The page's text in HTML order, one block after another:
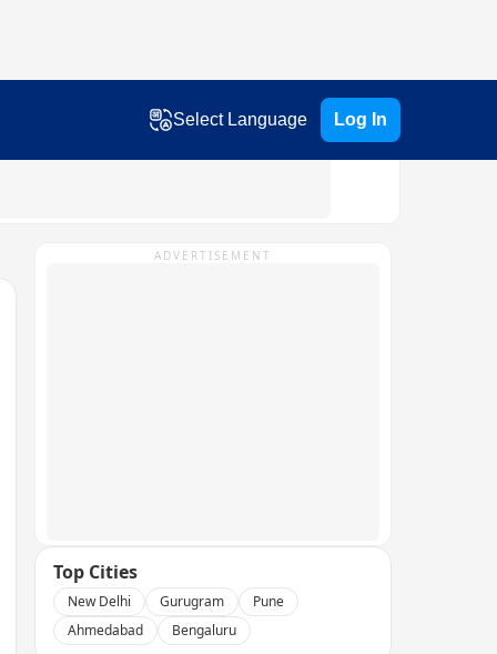
Select Language Log In
ADVERTISEMENT
Top Cities
New Delhi Gurugram
Pune
Ahmedabad
Bengaluru